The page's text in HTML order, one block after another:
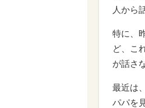
人から
特に、
ど、こ
が話さ
最近は
パパを